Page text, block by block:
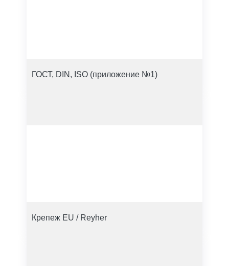
ГОСТ, DIN, ISO (приложение №1)
Крепеж EU / Reyher